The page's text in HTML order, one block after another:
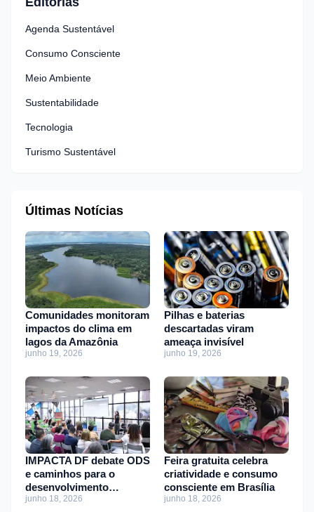
Agenda Sustentável
Consumo Consciente
Meio Ambiente
Sustentabilidade
Tecnologia
Turismo Sustentável
Últimas Notícias
Comunidades monitoram
impactos do clima em
lagos da Amazônia
junho 19, 2026
Pilhas e baterias
descartadas viram
ameaça invisível
junho 19, 2026
IMPACTA DF debate ODS
e caminhos para o
desenvolvimento
sustentável
junho 18, 2026
Feira gratuita celebra
criatividade e consumo
consciente em Brasília
junho 18, 2026